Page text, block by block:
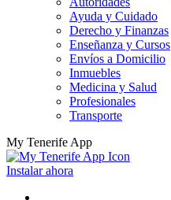
Ayuda y Cuidado
Derecho y Finanzas
Enseñanza y Cursos
Envíos a Domicilio
Inmuebles
Medicina y Salud
Profesionales
Transporte
My Tenerife App
Instalar ahora